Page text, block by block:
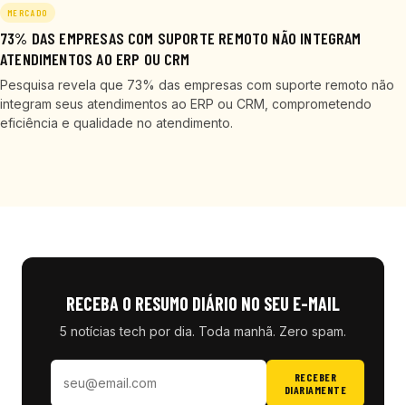
MERCADO
73% DAS EMPRESAS COM SUPORTE REMOTO NÃO INTEGRAM
ATENDIMENTOS AO ERP OU CRM
Pesquisa revela que 73% das empresas com suporte remoto não
integram seus atendimentos ao ERP ou CRM, comprometendo
eficiência e qualidade no atendimento.
RECEBA O RESUMO DIÁRIO NO SEU E-MAIL
5 notícias tech por dia. Toda manhã. Zero spam.
RECEBER
DIARIAMENTE